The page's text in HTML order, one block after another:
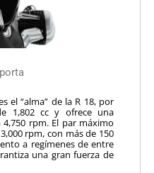
el “alma” de la R 18, por
1,802 cc y ofrece una
rpm. El par máximo
rpm, con más de 150
a regímenes de entre
una gran fuerza de